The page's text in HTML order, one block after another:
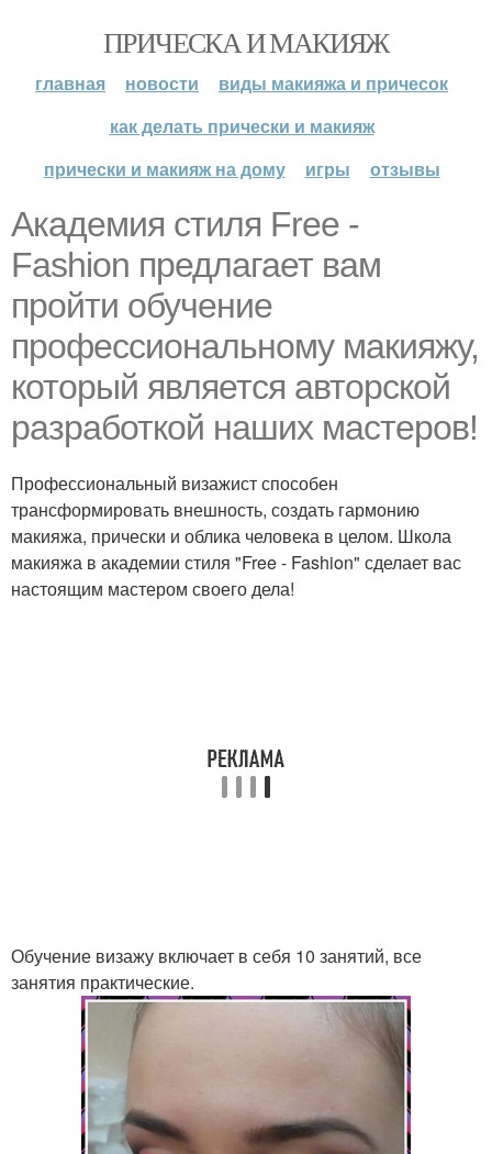
ПРИЧЕСКА И МАКИЯЖ
главная новости
виды макияжа и причесок
как делать прически и макияж
прически и макияж на дому
игры отзывы
Академия стиля Free -
Fashion предлагает вам
пройти обучение
профессиональному макияжу,
который является авторской
разработкой наших мастеров!
Профессиональный визажист способен
трансформировать внешность, создать гармонию
макияжа, прически и облика человека в целом. Школа
макияжа в академии стиля "Free - Fashion" сделает вас
настоящим мастером своего дела!
Обучение визажу включает в себя 10 занятий, все
занятия практические.